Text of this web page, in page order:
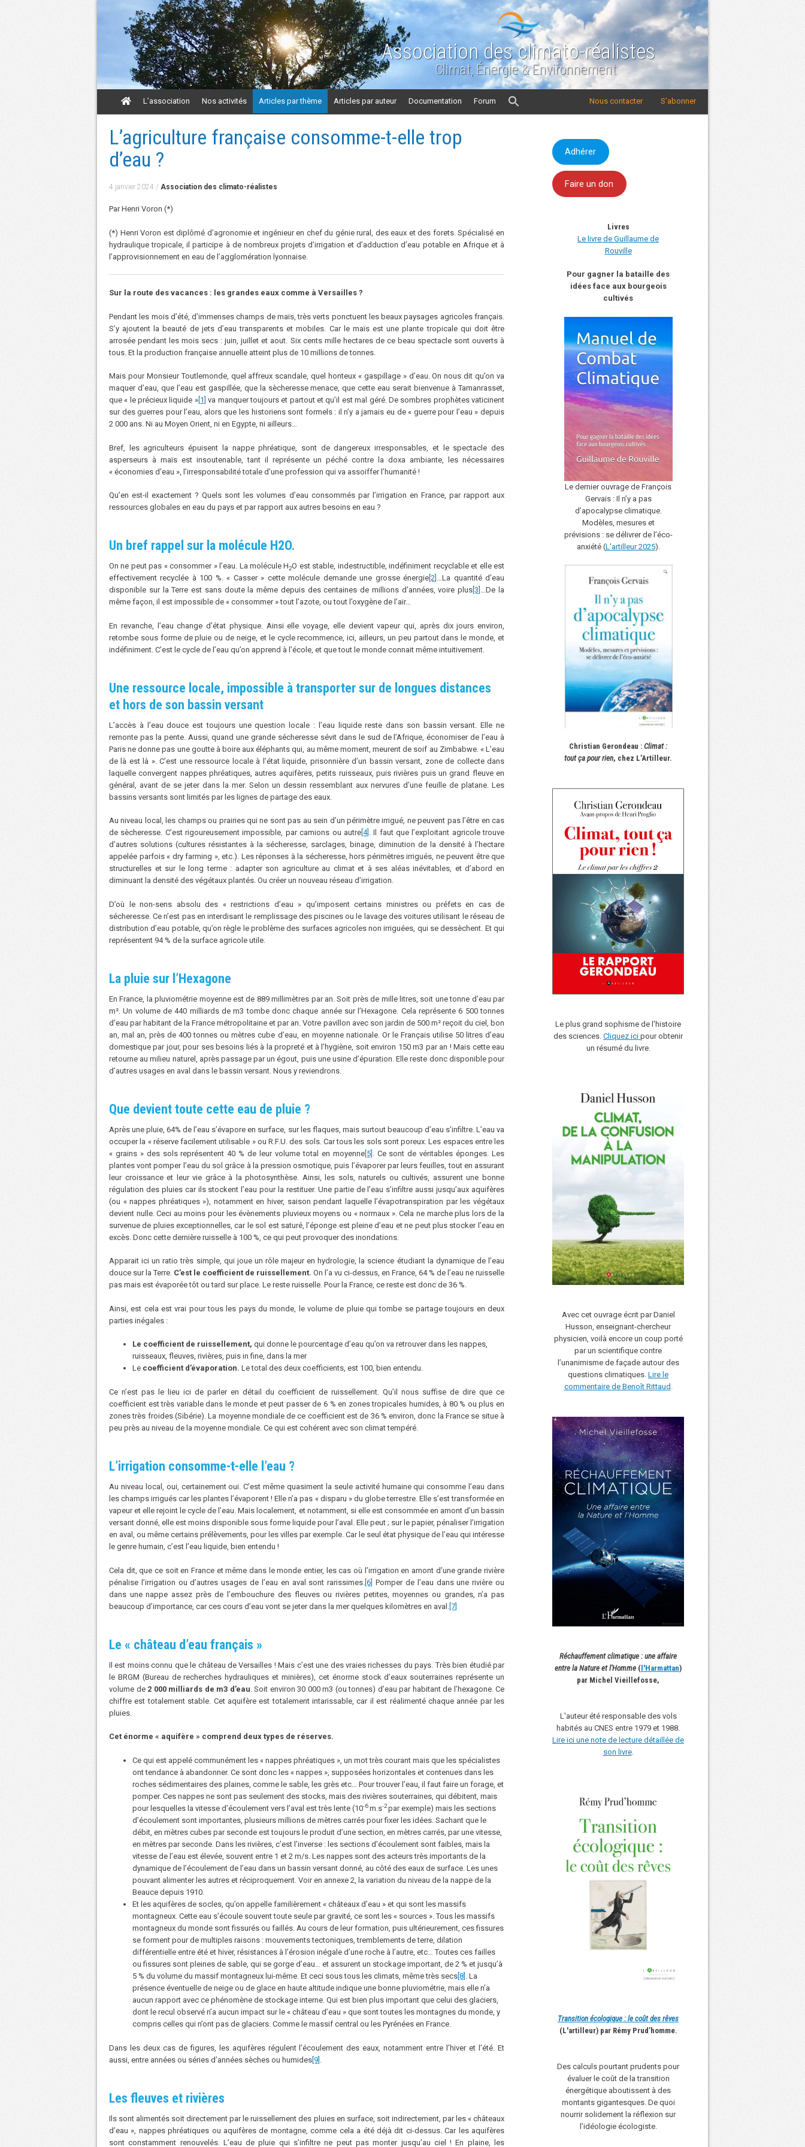
Association des climato-réalistes
Climat, Énergie & Environnement
L’association Nos activités Articles par thème Articles par auteur Documentation Forum S'abonner
Nous contacter
L’agriculture française consomme-t-elle trop
d’eau ?
4 janvier 2024 / Association des climato-réalistes
Par Henri Voron (*)
(*) Henri Voron est diplômé d’agronomie et ingénieur en chef du génie rural, des eaux et des forets. Spécialisé en
hydraulique tropicale, il participe à de nombreux projets d’irrigation et d’adduction d’eau potable en Afrique et à
l’approvisionnement en eau de l’agglomération lyonnaise.
Sur la route des vacances : les grandes eaux comme à Versailles ?
Pendant les mois d’été, d’immenses champs de maïs, très verts ponctuent les beaux paysages agricoles français.
S’y ajoutent la beauté de jets d’eau transparents et mobiles. Car le maïs est une plante tropicale qui doit être
arrosée pendant les mois secs : juin, juillet et aout. Six cents mille hectares de ce beau spectacle sont ouverts à
tous. Et la production française annuelle atteint plus de 10 millions de tonnes.
Mais pour Monsieur Toutlemonde, quel affreux scandale, quel honteux « gaspillage » d’eau. On nous dit qu’on va
maquer d’eau, que l’eau est gaspillée, que la sècheresse menace, que cette eau serait bienvenue à Tamanrasset,
que « le précieux liquide »[1] va manquer toujours et partout et qu’il est mal géré. De sombres prophètes vaticinent
sur des guerres pour l’eau, alors que les historiens sont formels : il n’y a jamais eu de « guerre pour l’eau » depuis
2 000 ans. Ni au Moyen Orient, ni en Egypte, ni ailleurs…
Bref, les agriculteurs épuisent la nappe phréatique, sont de dangereux irresponsables, et le spectacle des
asperseurs à maïs est insoutenable, tant il représente un péché contre la doxa ambiante, les nécessaires
« économies d’eau », l’irresponsabilité totale d’une profession qui va assoiffer l’humanité !
Qu’en est-il exactement ? Quels sont les volumes d’eau consommés par l’irrigation en France, par rapport aux
ressources globales en eau du pays et par rapport aux autres besoins en eau ?
Un bref rappel sur la molécule H2O.
On ne peut pas « consommer » l’eau. La molécule H2O est stable, indestructible, indéfiniment recyclable et elle est
effectivement recyclée à 100 %. « Casser » cette molécule demande une grosse énergie [2] …La quantité d’eau
disponible sur la Terre est sans doute la même depuis des centaines de millions d’années, voire plus [3] …De la
même façon, il est impossible de « consommer » tout l’azote, ou tout l’oxygène de l’air…
En revanche, l’eau change d’état physique. Ainsi elle voyage, elle devient vapeur qui, après dix jours environ,
retombe sous forme de pluie ou de neige, et le cycle recommence, ici, ailleurs, un peu partout dans le monde, et
indéfiniment. C’est le cycle de l’eau qu’on apprend à l’école, et que tout le monde connait même intuitivement.
Une ressource locale, impossible à transporter sur de longues distances
et hors de son bassin versant
L’accès à l’eau douce est toujours une question locale : l’eau liquide reste dans son bassin versant. Elle ne
remonte pas la pente. Aussi, quand une grande sécheresse sévit dans le sud de l’Afrique, économiser de l’eau à
Paris ne donne pas une goutte à boire aux éléphants qui, au même moment, meurent de soif au Zimbabwe. « L’eau
de là est là ». C’est une ressource locale à l’état liquide, prisonnière d’un bassin versant, zone de collecte dans
laquelle convergent nappes phréatiques, autres aquifères, petits ruisseaux, puis rivières puis un grand fleuve en
général, avant de se jeter dans la mer. Selon un dessin ressemblant aux nervures d’une feuille de platane. Les
bassins versants sont limités par les lignes de partage des eaux.
Au niveau local, les champs ou prairies qui ne sont pas au sein d’un périmètre irrigué, ne peuvent pas l’être en cas
de sècheresse. C’est rigoureusement impossible, par camions ou autre[4] . Il faut que l’exploitant agricole trouve
d’autres solutions (cultures résistantes à la sécheresse, sarclages, binage, diminution de la densité à l’hectare
appelée parfois « dry farming », etc.). Les réponses à la sécheresse, hors périmètres irrigués, ne peuvent être que
structurelles et sur le long terme : adapter son agriculture au climat et à ses aléas inévitables, et d’abord en
diminuant la densité des végétaux plantés. Ou créer un nouveau réseau d’irrigation.
D’où le non-sens absolu des « restrictions d’eau » qu’imposent certains ministres ou préfets en cas de
sécheresse. Ce n’est pas en interdisant le remplissage des piscines ou le lavage des voitures utilisant le réseau de
distribution d’eau potable, qu’on règle le problème des surfaces agricoles non irriguées, qui se dessèchent. Et qui
représentent 94 % de la surface agricole utile.
La pluie sur l’Hexagone
En France, la pluviométrie moyenne est de 889 millimètres par an. Soit près de mille litres, soit une tonne d’eau par
m². Un volume de 440 milliards de m3 tombe donc chaque année sur l’Hexagone. Cela représente 6 500 tonnes
d’eau par habitant de la France métropolitaine et par an. Votre pavillon avec son jardin de 500 m² reçoit du ciel, bon
an, mal an, près de 400 tonnes ou mètres cube d’eau, en moyenne nationale. Or le Français utilise 50 litres d’eau
domestique par jour, pour ses besoins liés à la propreté et à l’hygiène, soit environ 150 m3 par an ! Mais cette eau
retourne au milieu naturel, après passage par un égout, puis une usine d’épuration. Elle reste donc disponible pour
d’autres usages en aval dans le bassin versant. Nous y reviendrons.
Que devient toute cette eau de pluie ?
Après une pluie, 64% de l’eau s’évapore en surface, sur les flaques, mais surtout beaucoup d’eau s’infiltre. L’eau va
occuper la « réserve facilement utilisable » ou R.F.U. des sols. Car tous les sols sont poreux. Les espaces entre les
« grains » des sols représentent 40 % de leur volume total en moyenne[5]
. Ce sont de véritables éponges. Les
plantes vont pomper l’eau du sol grâce à la pression osmotique, puis l’évaporer par leurs feuilles, tout en assurant
leur croissance et leur vie grâce à la photosynthèse. Ainsi, les sols, naturels ou cultivés, assurent une bonne
régulation des pluies car ils stockent l’eau pour la restituer. Une partie de l’eau s’infiltre aussi jusqu’aux aquifères
(ou « nappes phréatiques »), notamment en hiver, saison pendant laquelle l’évapotranspiration par les végétaux
devient nulle. Ceci au moins pour les évènements pluvieux moyens ou « normaux ». Cela ne marche plus lors de la
survenue de pluies exceptionnelles, car le sol est saturé, l’éponge est pleine d’eau et ne peut plus stocker l’eau en
excès. Donc cette dernière ruisselle à 100 %, ce qui peut provoquer des inondations.
Apparait ici un ratio très simple, qui joue un rôle majeur en hydrologie, la science étudiant la dynamique de l’eau
douce sur la Terre. C’est le coefficient de ruissellement. On l’a vu ci-dessus, en France, 64 % de l’eau ne ruisselle
pas mais est évaporée tôt ou tard sur place. Le reste ruisselle. Pour la France, ce reste est donc de 36 %.
Ainsi, est cela est vrai pour tous les pays du monde, le volume de pluie qui tombe se partage toujours en deux
parties inégales :
Le coefficient de ruissellement, qui donne le pourcentage d’eau qu’on va retrouver dans les nappes,
ruisseaux, fleuves, rivières, puis in fine, dans la mer
Le coefficient d’évaporation. Le total des deux coefficients, est 100, bien entendu.
Ce n’est pas le lieu ici de parler en détail du coefficient de ruissellement. Qu’il nous suffise de dire que ce
coefficient est très variable dans le monde et peut passer de 6 % en zones tropicales humides, à 80 % ou plus en
zones très froides (Sibérie). La moyenne mondiale de ce coefficient est de 36 % environ, donc la France se situe à
peu près au niveau de la moyenne mondiale. Ce qui est cohérent avec son climat tempéré.
L’irrigation consomme-t-elle l’eau ?
Au niveau local, oui, certainement oui. C’est même quasiment la seule activité humaine qui consomme l’eau dans
les champs irrigués car les plantes l’évaporent ! Elle n’a pas « disparu » du globe terrestre. Elle s’est transformée en
vapeur et elle rejoint le cycle de l’eau. Mais localement, et notamment, si elle est consommée en amont d’un bassin
versant donné, elle est moins disponible sous forme liquide pour l’aval. Elle peut ; sur le papier, pénaliser l’irrigation
en aval, ou même certains prélèvements, pour les villes par exemple. Car le seul état physique de l’eau qui intéresse
le genre humain, c’est l’eau liquide, bien entendu !
Cela dit, que ce soit en France et même dans le monde entier, les cas où l’irrigation en amont d’une grande rivière
pénalise l’irrigation ou d’autres usages de l’eau en aval sont rarissimes. [6] Pomper de l’eau dans une rivière ou
dans une nappe assez près de l’embouchure des fleuves ou rivières petites, moyennes ou grandes, n’a pas
beaucoup d’importance, car ces cours d’eau vont se jeter dans la mer quelques kilomètres en aval. [7]
Le « château d’eau français »
Il est moins connu que le château de Versailles ! Mais c’est une des vraies richesses du pays. Très bien étudié par
le BRGM (Bureau de recherches hydrauliques et minières), cet énorme stock d’eaux souterraines représente un
volume de 2 000 milliards de m3 d’eau . Soit environ 30 000 m3 (ou tonnes) d’eau par habitant de l’hexagone. Ce
chiffre est totalement stable. Cet aquifère est totalement intarissable, car il est réalimenté chaque année par les
pluies.
Cet énorme « aquifère » comprend deux types de réserves.
Ce qui est appelé communément les « nappes phréatiques », un mot très courant mais que les spécialistes
ont tendance à abandonner. Ce sont donc les « nappes », supposées horizontales et contenues dans les
roches sédimentaires des plaines, comme le sable, les grès etc… Pour trouver l’eau, il faut faire un forage, et
pomper. Ces nappes ne sont pas seulement des stocks, mais des rivières souterraines, qui débitent, mais
pour lesquelles la vitesse d’écoulement vers l’aval est très lente (10-6m.s-2par exemple) mais les sections
d’écoulement sont importantes, plusieurs millions de mètres carrés pour fixer les idées. Sachant que le
débit, en mètres cubes par seconde est toujours le produit d’une section, en mètres carrés, par une vitesse,
en mètres par seconde. Dans les rivières, c’est l’inverse : les sections d’écoulement sont faibles, mais la
vitesse de l’eau est élevée, souvent entre 1 et 2 m/s. Les nappes sont des acteurs très importants de la
dynamique de l’écoulement de l’eau dans un bassin versant donné, au côté des eaux de surface. Les unes
pouvant alimenter les autres et réciproquement. Voir en annexe 2, la variation du niveau de la nappe de la
Beauce depuis 1910.
Et les aquifères de socles, qu’on appelle familièrement « châteaux d’eau » et qui sont les massifs
montagneux. Cette eau s’écoule souvent toute seule par gravité, ce sont les « sources ». Tous les massifs
montagneux du monde sont fissurés ou faillés. Au cours de leur formation, puis ultérieurement, ces fissures
se forment pour de multiples raisons : mouvements tectoniques, tremblements de terre, dilation
différentielle entre été et hiver, résistances à l’érosion inégale d’une roche à l’autre, etc… Toutes ces failles
ou fissures sont pleines de sable, qui se gorge d’eau… et assurent un stockage important, de 2 % et jusqu’à
5 % du volume du massif montagneux lui-même. Et ceci sous tous les climats, même très secs[8] . La
présence éventuelle de neige ou de glace en haute altitude indique une bonne pluviométrie, mais elle n’a
aucun rapport avec ce phénomène de stockage interne. Qui est bien plus important que celui des glaciers,
dont le recul observé n’a aucun impact sur le « château d’eau » que sont toutes les montagnes du monde, y
compris celles qui n’ont pas de glaciers. Comme le massif central ou les Pyrénées en France.
Dans les deux cas de figures, les aquifères régulent l’écoulement des eaux, notamment entre l’hiver et l’été. Et
aussi, entre années ou séries d’années sèches ou humides[9]
Les fleuves et rivières
Ils sont alimentés soit directement par le ruissellement des pluies en surface, soit indirectement, par les « châteaux
d’eau », nappes phréatiques ou aquifères de montagne, comme cela a été déjà dit ci-dessus. Car les aquifères
sont constamment renouvelés. L’eau de pluie qui s’infiltre ne peut pas monter jusqu’au ciel ! En plaine, les
Adhérer
Faire un don
Livres
Le livre de Guillaume de
Rouville
Pour gagner la bataille des
idées face aux bourgeois
cultivés
Le dernier ouvrage de François
Gervais : Il n’y a pas
d’apocalypse climatique.
Modèles, mesures et
prévisions : se délivrer de l’éco-
anxiété (L'artilleur 2025).
Christian Gerondeau : Climat :
tout ça pour rien, chez L’Artilleur.
Le plus grand sophisme de l'histoire
des sciences. Cliquez ici pour obtenir
un résumé du livre.
Avec cet ouvrage écrit par Daniel
Husson, enseignant-chercheur
physicien, voilà encore un coup porté
par un scientifique contre
l’unanimisme de façade autour des
questions climatiques. Lire le
commentaire de Benoît Rittaud
Réchauffement climatique : une affaire
entre la Nature et l'Homme (l'Harmattan)
par Michel Vieillefosse,
L'auteur été responsable des vols
habités au CNES entre 1979 et 1988.
Lire ici une note de lecture détaillée de
son livre.
Transition écologique : le coût des rêves
(L'artilleur) par Rémy Prud’homme.
Des calculs pourtant prudents pour
évaluer le coût de la transition
énergétique aboutissent à des
montants gigantesques. De quoi
nourrir solidement la réflexion sur
l’idéologie écologiste.